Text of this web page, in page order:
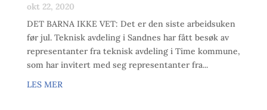
okt 22, 2020
DET BARNA IKKE VET: Det er den siste arbeidsuken
før jul. Teknisk avdeling i Sandnes har fått besøk av
representanter fra teknisk avdeling i Time kommune,
som har invitert med seg representanter fra...
LES MER